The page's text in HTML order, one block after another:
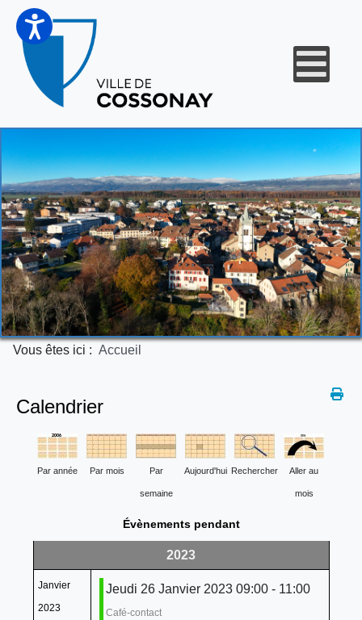
Vous êtes ici : Accueil
Calendrier
Par année Par mois Par
semaine
Aujourd'hui Rechercher Aller au
mois
Évènements pendant
2023
Janvier
2023
Jeudi 26 Janvier 2023 09:00 - 11:00
Café-contact